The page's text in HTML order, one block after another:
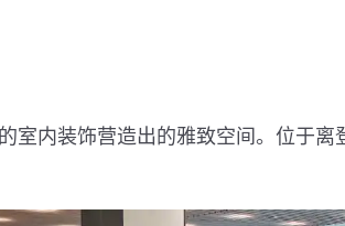
室内装饰营造出的雅致空间。位于